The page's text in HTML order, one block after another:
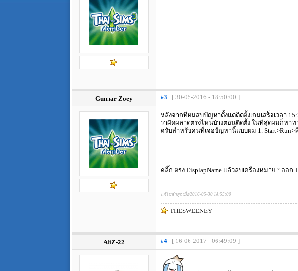
Gunnar Zoey #3 [ 30-05-2016 - 18:50:00 ]
หลังจากที่ผมสบปัญหาตั้งแต่ติดตั้งเกมเสร็จเวลา
ว่าผิดผลาดตรงไหนบ้างตอนติดตั้ง ในที่สุดผมก็หา
ครับสำหรับคนที่เจอปัญหานี้แบบผม 1. Start>Run>
คลิ๊ก ตรง DisplapName แล้วลบเครื่องหมาย ? ออก
แก้ไขล่าสุดเมื่อ 2016-05-30 18:55:00
THESWEENEY
AliZ-22 #4 [ 16-06-2017 - 06:49:09 ]